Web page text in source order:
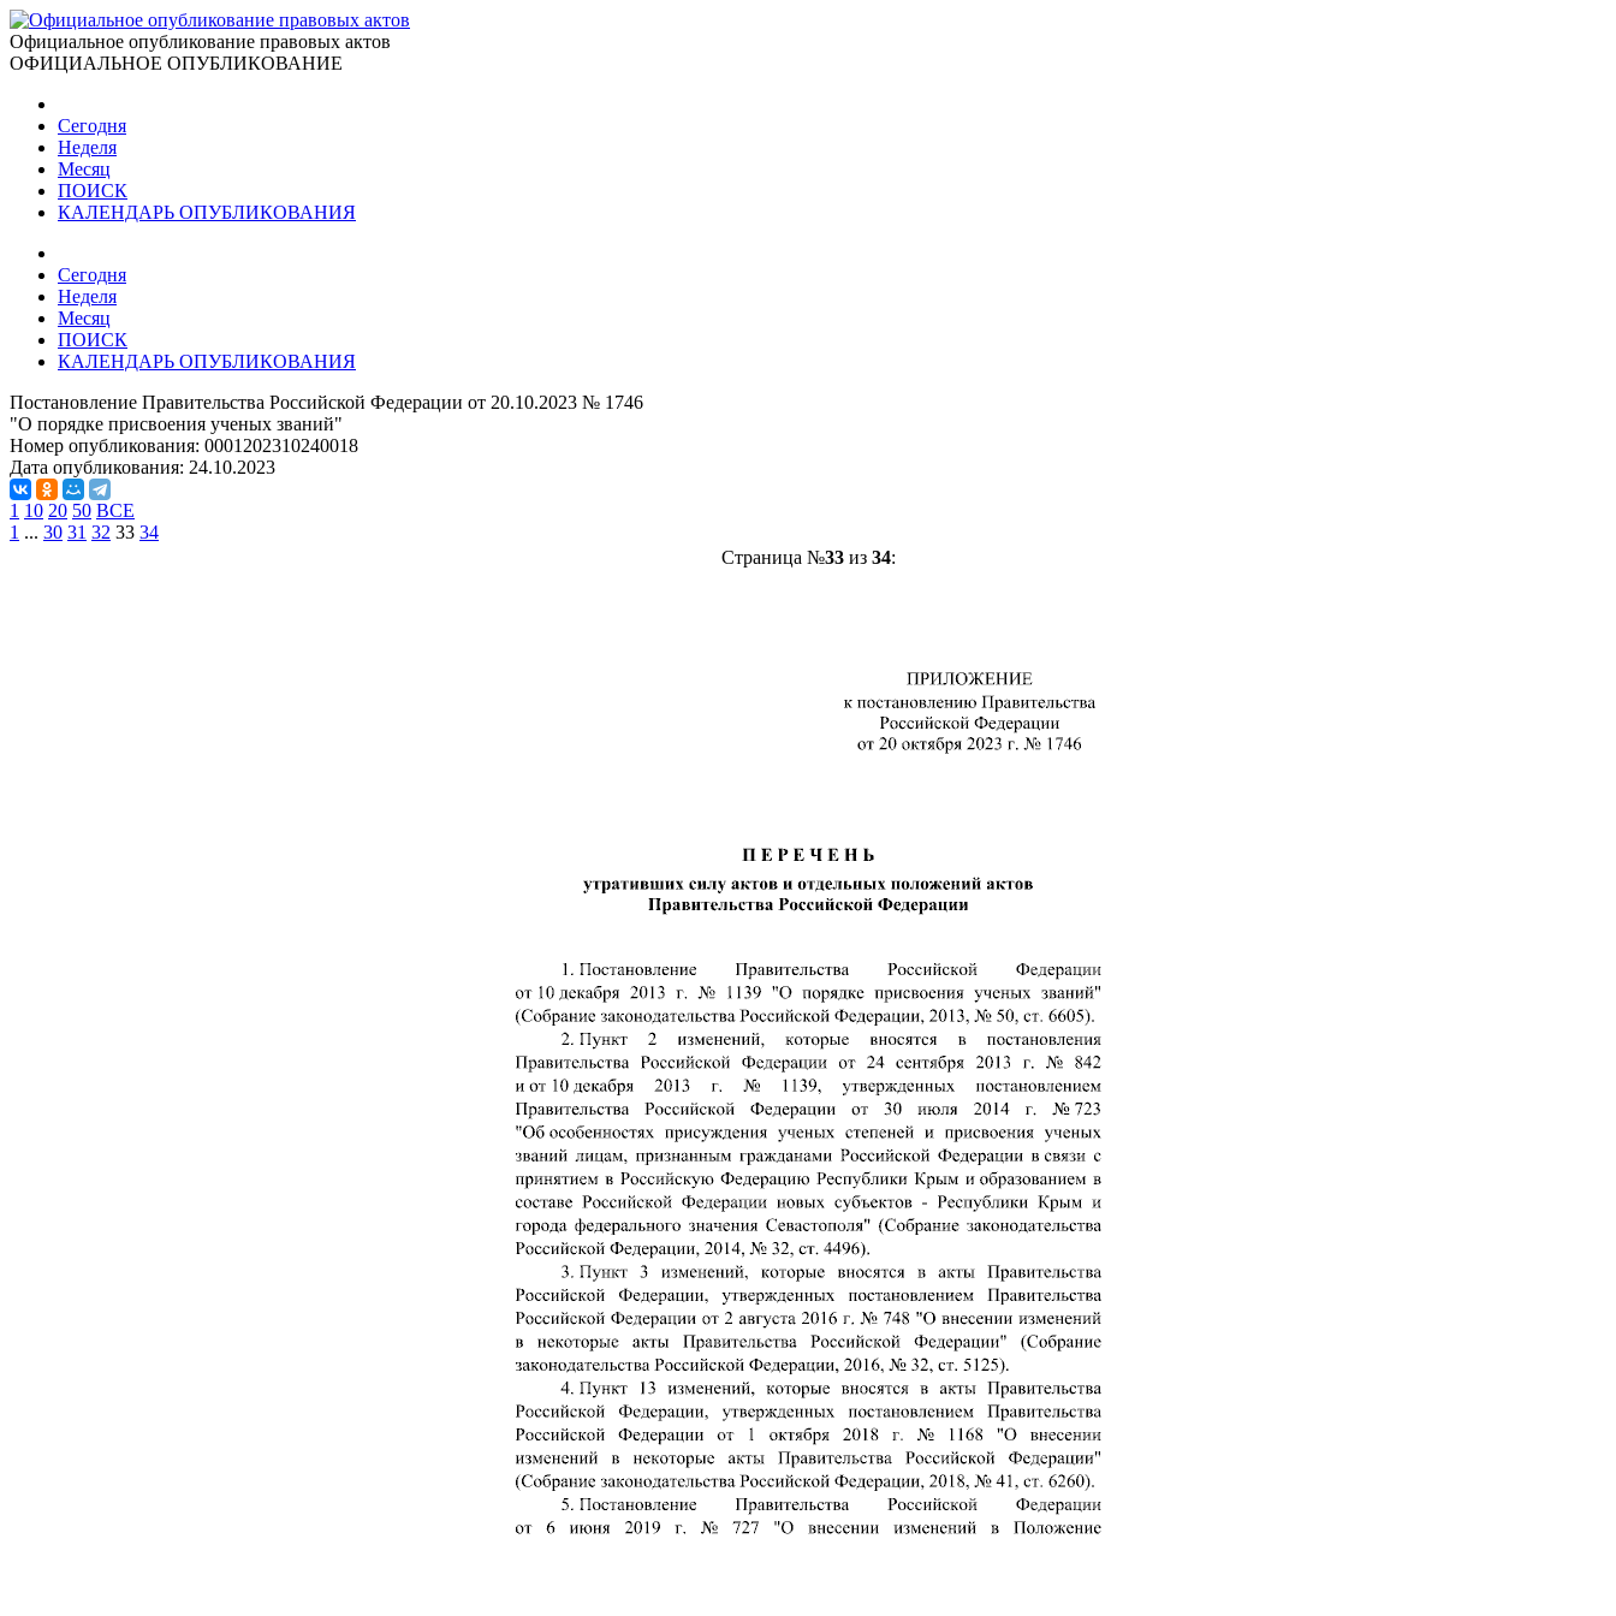
Официальное опубликование правовых актов
ОФИЦИАЛЬНОЕ ОПУБЛИКОВАНИЕ
Сегодня
Неделя
Месяц
ПОИСК
КАЛЕНДАРЬ ОПУБЛИКОВАНИЯ
Сегодня
Неделя
Месяц
ПОИСК
КАЛЕНДАРЬ ОПУБЛИКОВАНИЯ
Постановление Правительства Российской Федерации от 20.10.2023 № 1746
"О порядке присвоения ученых званий"
Номер опубликования: 0001202310240018
Дата опубликования: 24.10.2023
1 10 20 50 ВСЕ
1 ... 30 31 32 33 34
Страница №33из 34: